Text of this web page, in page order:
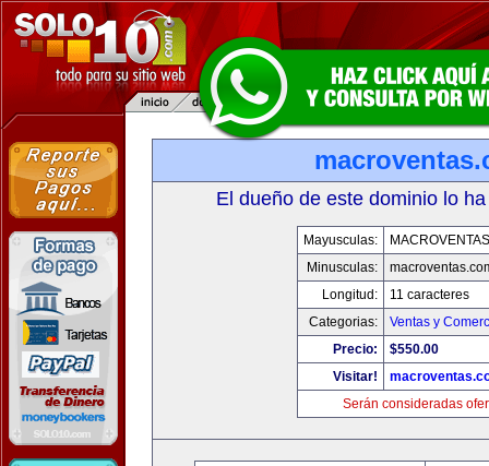
El dueño de este dominio lo
Mayusculas:
Minusculas:
Longitud:
11 caracteres
Categorias:
Ventas y
Precio:
$550.00
Visitar!
Serán consideradas